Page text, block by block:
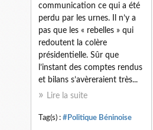
communication ce qui a été
perdu par les urnes. Il n’y a
pas que les « rebelles » qui
redoutent la colère
présidentielle. Sûr que
l’instant des comptes rendus
et bilans s’avèreraient très...
Lire la suite
Tag(s) : #Politique Béninoise